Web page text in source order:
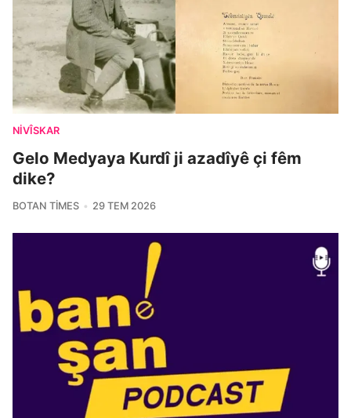
NIVÎSKAR
Gelo Medyaya Kurdî ji azadîyê çi fêm
dike?
BOTAN TIMES 29 TEM 2026